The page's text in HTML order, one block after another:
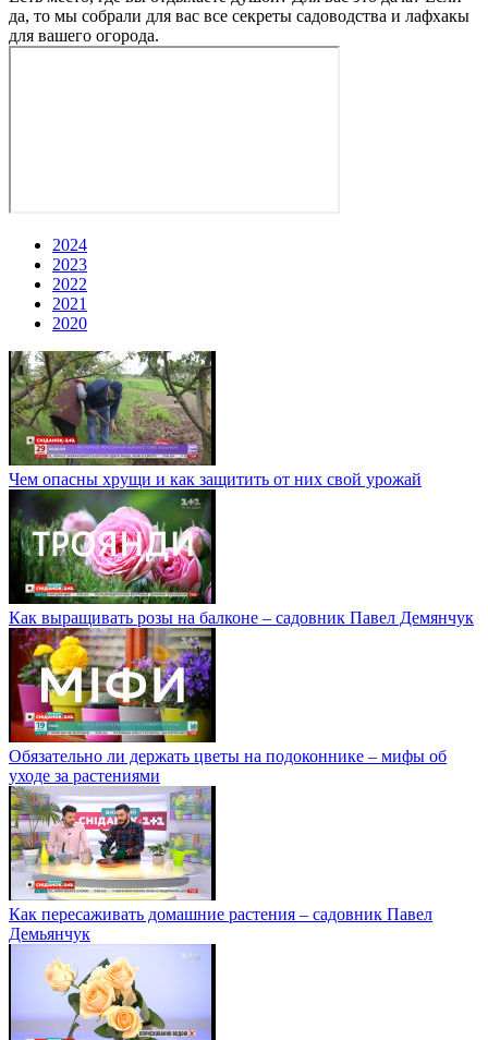
да, то мы собрали для вас все секреты садоводства и лафхакы
для вашего огорода.
2024
2023
2022
2021
2020
Чем опасны хрущи и как защитить от них свой урожай
Как выращивать розы на балконе – садовник Павел Демянчук
Обязательно ли держать цветы на подоконнике – мифы об
уходе за растениями
Как пересаживать домашние растения – садовник Павел
Демьянчук